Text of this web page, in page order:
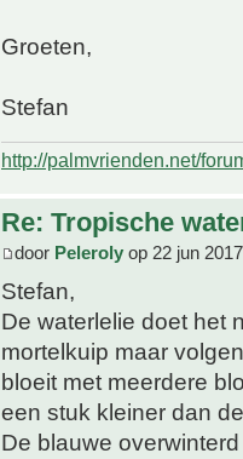
Groeten,
Stefan
http://palmvrienden.net/
Re: Tropische
door Peleroly op 22 jun
Stefan,
De waterlelie doet het
mortelkuip maar
bloeit met meerdere
een stuk kleiner dan
De blauwe